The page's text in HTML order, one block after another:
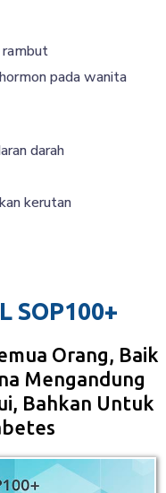
rambut
pada wanita
darah
kerutan
SOP100+
Orang, Baik
Mengandung
Bahkan Untuk